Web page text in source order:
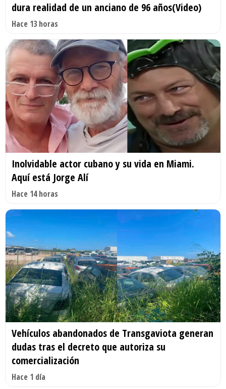
dura realidad de un anciano de 96 años(Video)
Hace 13 horas
Inolvidable actor cubano y su vida en Miami.
Aquí está Jorge Alí
Hace 14 horas
Vehículos abandonados de Transgaviota generan
dudas tras el decreto que autoriza su
comercialización
Hace 1 día